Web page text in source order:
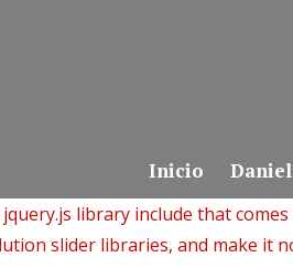
Inicio
library include that
slider libraries, and make it